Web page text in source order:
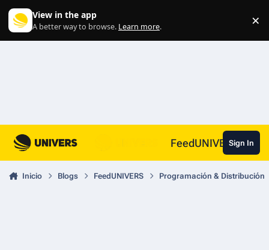
View in the app
A better way to browse. Learn more. ×
FeedUNIVERSSign In
Inicio Blogs FeedUNIVERS Programación & Distribución